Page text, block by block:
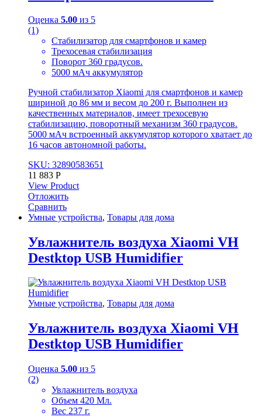
Оценка 5.00 из 5
(1)
Стабилизатор для смартфонов и камер
Трехосевая стабилизация
Поворот 360 градусов.
5000 мАч аккумулятор
Ручной стабилизатор Xiaomi для смартфонов и камер
шириной до 86 мм и весом до 200 г. Выполнен из
качественных материалов, имеет трехосевую
стабилизацию, поворотный механизм 360 градусов.
5000 мАч встроенный аккумулятор которого хватает до
16 часов автономной работы.
SKU: 32890583651
11 883 Р
View Product
Отложить
Сравнить
Умные устройства, Товары для дома
Увлажнитель воздуха Xiaomi VH
Destktop USB Humidifier
Умные устройства, Товары для дома
Увлажнитель воздуха Xiaomi VH
Destktop USB Humidifier
Оценка 5.00 из 5
(2)
Увлажнитель воздуха
Объем 420 Мл.
Вес 237 г.